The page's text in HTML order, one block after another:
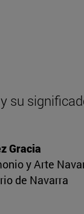
su
Gracia
y Arte
de Navarra